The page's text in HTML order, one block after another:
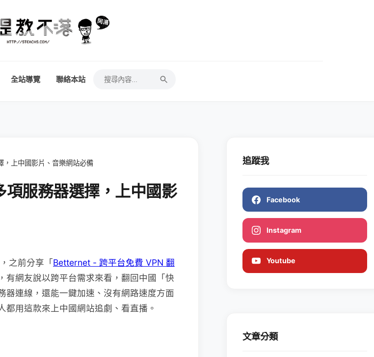
全站導覽 聯絡本站
上中國影片、音樂網站必備
項服務器選擇，上中國影
之前分享「Betternet - 跨平台免費 VPN 翻
有網友說以跨平台需求來看，翻回中國「快
器連線，還能一鍵加速、沒有網路速度方面
用這款來上中國網站追劇、看直播。
追蹤我
Facebook
Instagram
Youtube
文章分類